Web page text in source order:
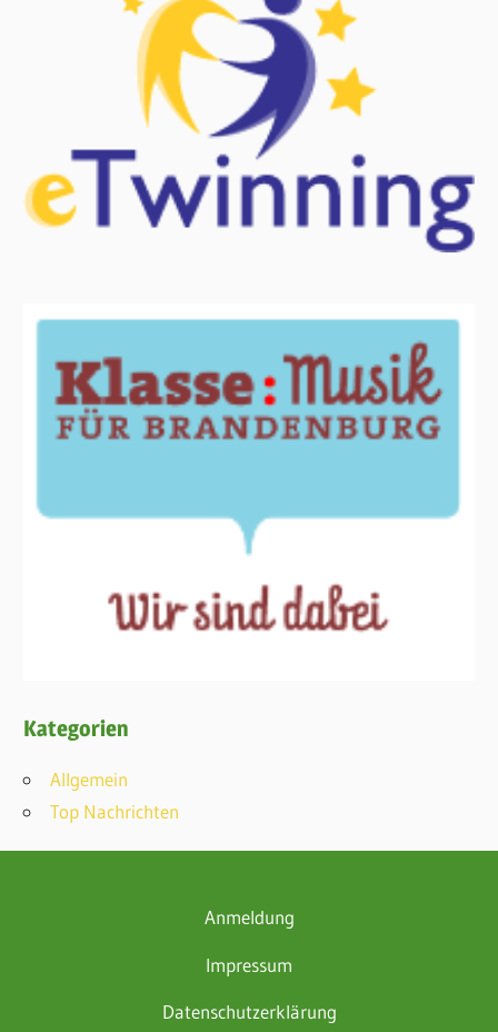
Kategorien
Allgemein
Top Nachrichten
Anmeldung
Impressum
Datenschutzerklärung